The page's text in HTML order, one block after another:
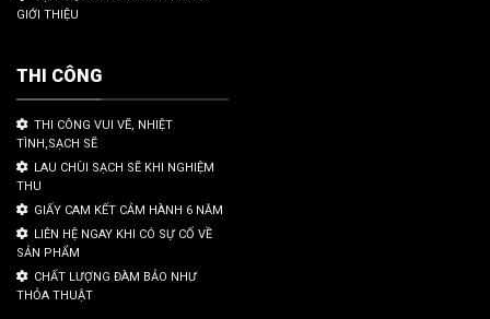
GIỚI THIỆU
THI CÔNG
THI CÔNG VUI VẼ, NHIỆT
TÌNH,SẠCH SẼ
LAU CHÙI SẠCH SẼ KHI NGHIỆM
THU
GIẤY CAM KẾT CẢM HÀNH 6 NĂM
LIÊN HỆ NGAY KHI CÓ SỰ CỐ VỀ
SẢN PHẨM
CHẤT LƯỢNG ĐÀM BẢO NHƯ
THỎA THUẬT